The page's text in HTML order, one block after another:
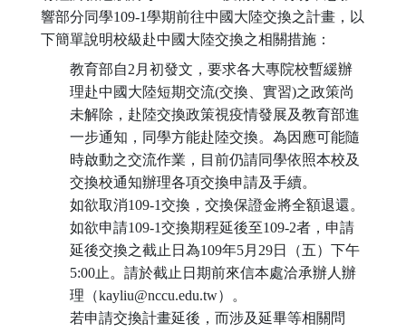
響部分同學109-1學期前往中國大陸交換之計畫，以
下簡單說明校級赴中國大陸交換之相關措施：
教育部自2月初發文，要求各大專院校暫緩辦
理赴中國大陸短期交流(交換、實習)之政策尚
未解除，赴陸交換政策視疫情發展及教育部進
一步通知，同學方能赴陸交換。為因應可能隨
時啟動之交流作業，目前仍請同學依照本校及
交換校通知辦理各項交換申請及手續。
如欲取消109-1交換，交換保證金將全額退還。
如欲申請109-1交換期程延後至109-2者，申請
延後交換之截止日為109年5月29日（五）下午
5:00止。請於截止日期前來信本處洽承辦人辦
理（kayliu@nccu.edu.tw）。
若申請交換計畫延後，而涉及延畢等相關問